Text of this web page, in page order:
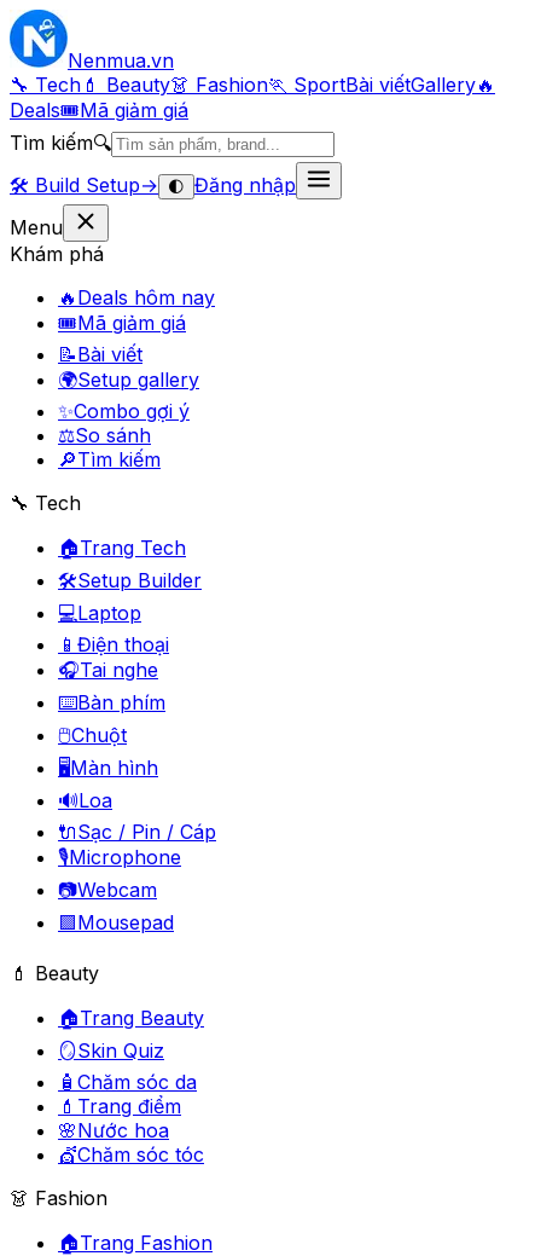
Nenmua.vn
🔧 Tech 💄 Beauty👗 Fashion🏃 SportBài viếtGallery🔥
Deals🎟Mã giảm giá
Tìm kiếm🔍
🛠️ Build Setup→ 🌓 Đăng nhập
Menu
Khám phá
🔥 Deals hôm nay
🎟Mã giảm giá
📝Bài viết
🌍Setup gallery
✨Combo gợi ý
⚖️So sánh
🔎Tìm kiếm
🔧 Tech
🏠Trang Tech
🛠️Setup Builder
💻Laptop
📱 Điện thoại
🎧Tai nghe
⌨️Bàn phím
🖱️Chuột
🖥️Màn hình
🔊Loa
🔌Sạc / Pin / Cáp
🎙️Microphone
📷Webcam
🟪Mousepad
💄 Beauty
🏠Trang Beauty
🪞Skin Quiz
🧴 Chăm sóc da
💄 Trang điểm
🌸Nước hoa
💇Chăm sóc tóc
👗 Fashion
🏠Trang Fashion